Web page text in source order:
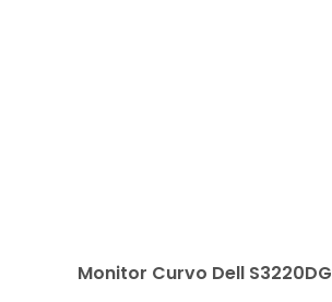
Monitor Curvo Dell